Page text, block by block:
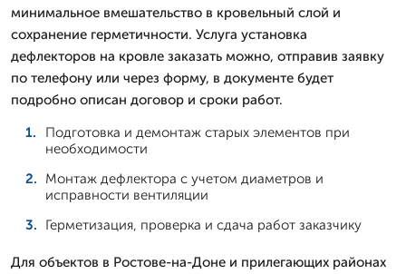
минимальное вмешательство в кровельный слой и
сохранение герметичности. Услуга установка
дефлекторов на кровле заказать можно, отправив заявку
по телефону или через форму, в документе будет
подробно описан договор и сроки работ.
Подготовка и демонтаж старых элементов при
необходимости
Монтаж дефлектора с учетом диаметров и
исправности вентиляции
Герметизация, проверка и сдача работ заказчику
Для объектов в Ростове-на-Доне и прилегающих районах